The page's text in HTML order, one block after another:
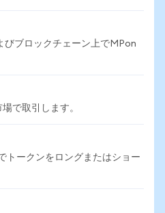
びブロックチェーン上でMPon
で取引します。
トークンをロングまたはショー